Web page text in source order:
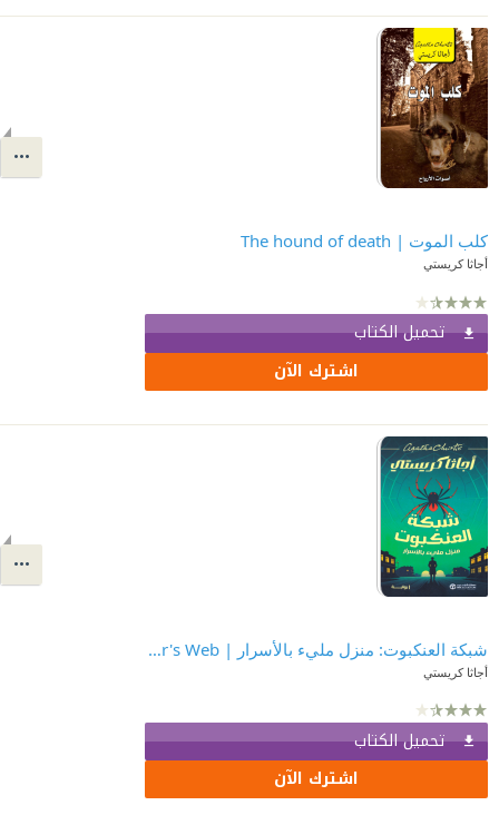
كلب الموت | The hound of death
أجاثا كريستي
تحميل الكتاب
اشترك الآن
شبكة العنكبوت: منزل مليء بالأسرار | Spider's Web
أجاثا كريستي
تحميل الكتاب
اشترك الآن